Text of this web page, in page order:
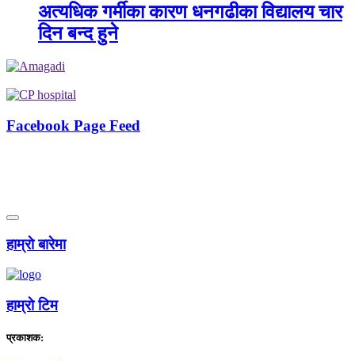
अत्यधिक गर्मीका कारण धनगढीका विद्यालय चार
दिन बन्द हुने
Facebook Page Feed
हाम्राे बारेमा
हाम्राे टिम
प्रकाशक: